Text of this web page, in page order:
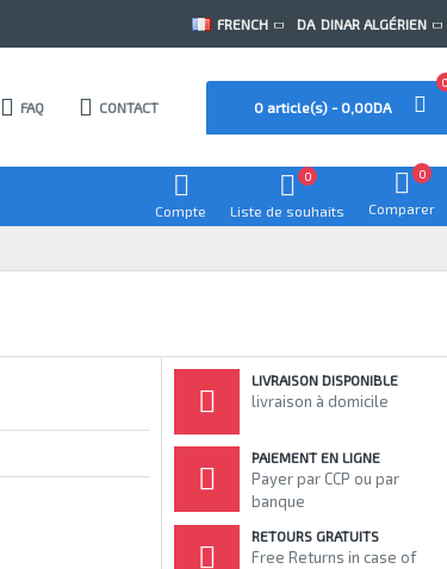
FRENCH DA DINAR ALGÉRIEN
FAQ CONTACT 0 article(s) - 0,00DA
Compte Liste de souhaits
0
Comparer
0
LIVRAISON DISPONIBLE
livraison à domicile
PAIEMENT EN LIGNE
Payer par CCP ou par
banque
RETOURS GRATUITS
Free Returns in case of